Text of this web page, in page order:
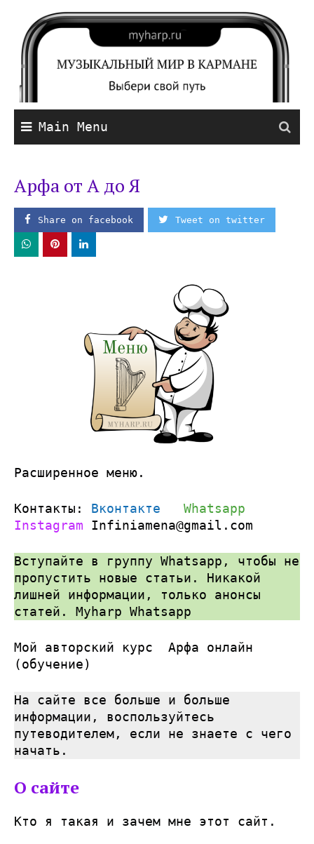
Main Menu
Арфа от А до Я
Share on facebook Tweet on twitter
Расширенное меню.
Контакты: Вконтакте
Whatsapp
Instagram Infiniamena@gmail.com
Вступайте в группу Whatsapp, чтобы не
пропустить новые статьи. Никакой
лишней информации, только анонсы
статей. Myharp Whatsapp
Мой авторский курс
Арфа онлайн
(обучение)
На сайте все больше и больше
информации, воспользуйтесь
путеводителем, если не знаете с чего
начать.
О сайте
Кто я такая и зачем мне этот сайт.